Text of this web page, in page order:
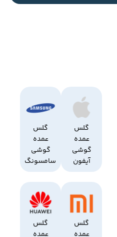
گلس
عمده
گوشی
آیفون
گلس
عمده
گوشی
سامسونگ
گلس
عمده
گلس
عمده